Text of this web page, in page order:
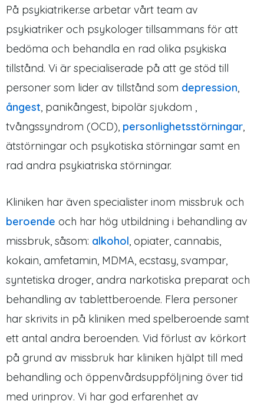
På psykiatriker.se arbetar vårt team av
psykiatriker och psykologer tillsammans för att
bedöma och behandla en rad olika psykiska
tillstånd. Vi är specialiserade på att ge stöd till
personer som lider av tillstånd som depression,
ångest, panikångest, bipolär sjukdom ,
tvångssyndrom (OCD), personlighetsstörningar,
ätstörningar och psykotiska störningar samt en
rad andra psykiatriska störningar.
Kliniken har även specialister inom missbruk och
beroende och har hög utbildning i behandling av
missbruk, såsom: alkohol, opiater, cannabis,
kokain, amfetamin, MDMA, ecstasy, svampar,
syntetiska droger, andra narkotiska preparat och
behandling av tablettberoende. Flera personer
har skrivits in på kliniken med spelberoende samt
ett antal andra beroenden. Vid förlust av körkort
på grund av missbruk har kliniken hjälpt till med
behandling och öppenvårdsuppföljning över tid
med urinprov. Vi har god erfarenhet av